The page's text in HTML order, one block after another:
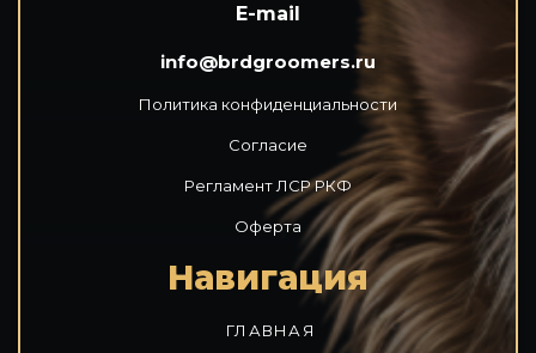
E-mail
info@brdgroomers.ru
Политика конфиденциальности
Согласие
Регламент ЛСР РКФ
Оферта
Навигация
ГЛАВНАЯ